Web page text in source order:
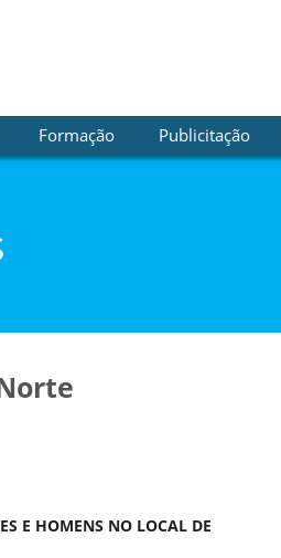
Formação Publicitação
E HOMENS NO LOCAL DE